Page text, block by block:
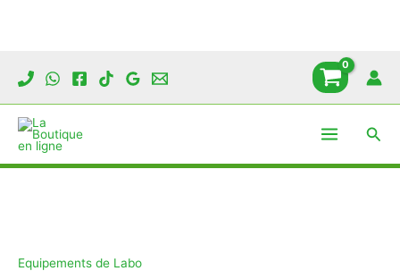
Equipements de Labo